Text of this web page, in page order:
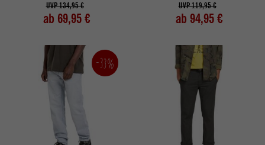
UVP 134,95 €
ab 69,95 €
UVP 119,95 €
ab 94,95 €
-33%